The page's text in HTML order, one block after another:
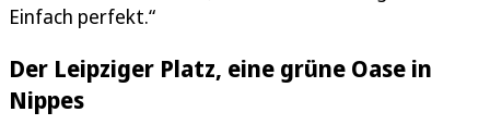
Einfach perfekt.“
Der Leipziger Platz, eine grüne Oase in
Nippes